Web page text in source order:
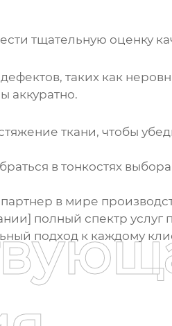
тщательную оценку
таких как
аккуратно.
ткани, чтобы
в тонкостях выбора
в мире
полный спектр услуг
подход к каждому